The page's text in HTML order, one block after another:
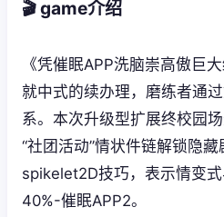
🎬 game介绍
《凭催眠APP洗脑崇高傲巨
就中式的续办理，磨练者通
系。本次升级型扩展终校园
“社团活动”情状件链解锁隐
spikelet2D技巧，表示情变
40%-催眠APP2。